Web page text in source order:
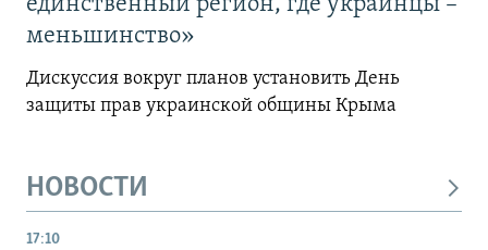
меньшинство»
Дискуссия вокруг планов установить День
защиты прав украинской общины Крыма
НОВОСТИ
17:10